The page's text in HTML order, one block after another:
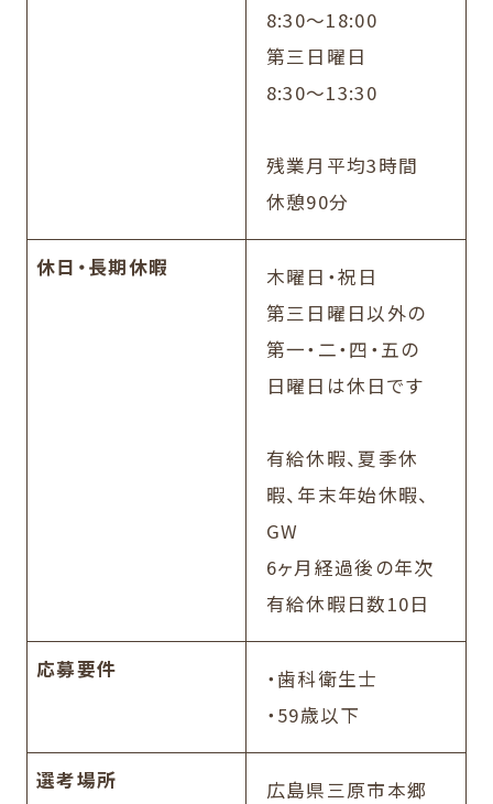
8:30～18:00
第三日曜日
8:30～13:30
残業月平均3時間
休憩90分
休日・長期休暇
木曜日・祝日
第三日曜日以外の
第一・二・四・五の
日曜日は休日です
有給休暇、夏季休
暇、年末年始休暇、
GW
6ヶ月経過後の年次
有給休暇日数10日
応募要件
・歯科衛生士
・59歳以下
選考場所
広島県三原市本郷